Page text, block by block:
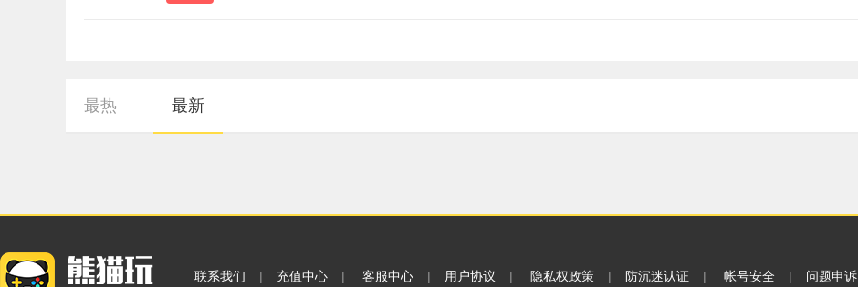
最热 最新
联系我们 | 充值中心 | 客服中心 | 用户协议 | 隐私权政策 | 防沉迷认证 | 帐号安全 | 问题申诉